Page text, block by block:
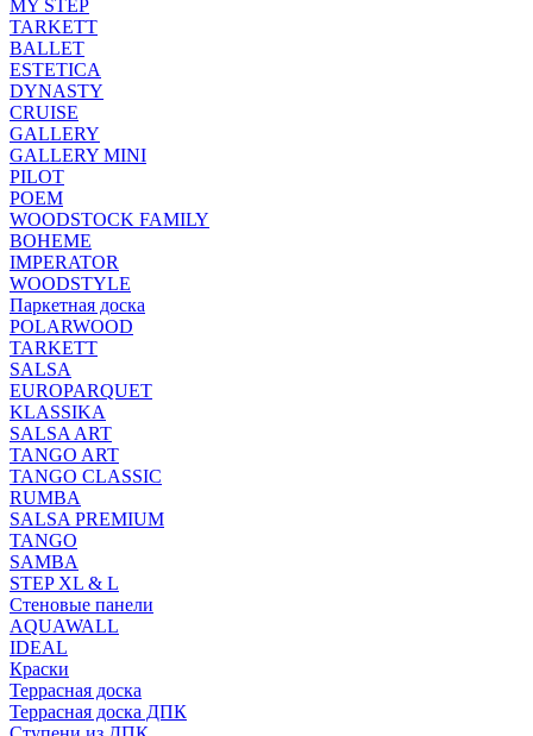
MY STEP
TARKETT
BALLET
ESTETICA
DYNASTY
CRUISE
GALLERY
GALLERY MINI
PILOT
POEM
WOODSTOCK FAMILY
BOHEME
IMPERATOR
WOODSTYLE
Паркетная доска
POLARWOOD
TARKETT
SALSA
EUROPARQUET
KLASSIKA
SALSA ART
TANGO ART
TANGO CLASSIC
RUMBA
SALSA PREMIUM
TANGO
SAMBA
STEP XL & L
Стеновые панели
AQUAWALL
IDEAL
Краски
Террасная доска
Террасная доска ДПК